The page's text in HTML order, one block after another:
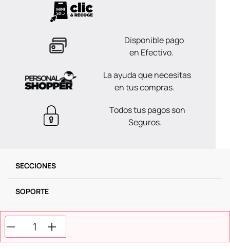
Disponible pago
en Efectivo.
La ayuda que necesitas
en tus compras.
Todos tus pagos son
Seguros.
SECCIONES
SOPORTE
SERVICIOS
NOSOTROS